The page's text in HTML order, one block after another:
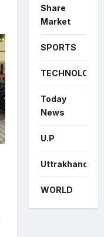
Share
Market
SPORTS
TECHNOLOGY
Today
News
U.P
Uttrakhand
WORLD